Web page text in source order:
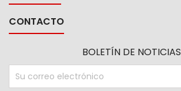
CONTACTO
BOLETÍN DE NOTICIAS